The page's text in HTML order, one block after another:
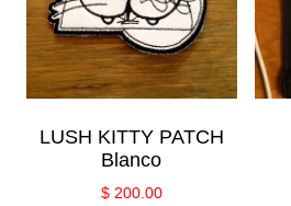
LUSH KITTY PATCH
Blanco
$200.00